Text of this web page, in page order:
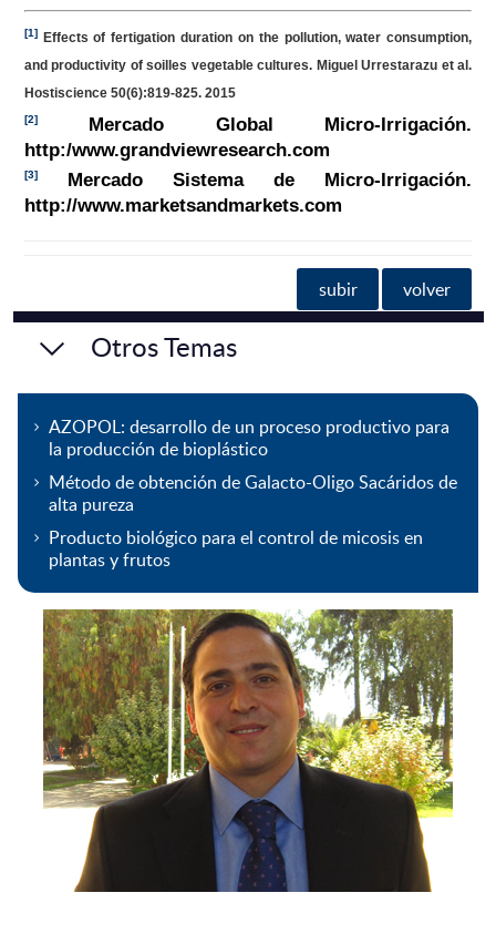
[1]Effects of fertigation duration on the pollution, water consumption,
and productivity of soilles vegetable cultures. Miguel Urrestarazu et al.
Hostiscience 50(6):819-825. 2015
[2]Mercado Global Micro-Irrigación.
http:/www.grandviewresearch.com
[3]Mercado Sistema de Micro-Irrigación.
http://www.marketsandmarkets.com
subir volver
Otros Temas
AZOPOL: desarrollo de un proceso productivo para
la producción de bioplástico
Método de obtención de Galacto-Oligo Sacáridos de
alta pureza
Producto biológico para el control de micosis en
plantas y frutos